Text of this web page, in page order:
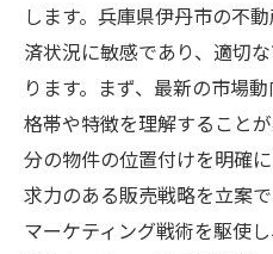
します。兵庫県伊丹市の不
済状況に敏感であり、適切
ります。まず、最新の市場
格帯や特徴を理解すること
分の物件の位置付けを明確
求力のある販売戦略を立案
マーケティング戦術を駆使